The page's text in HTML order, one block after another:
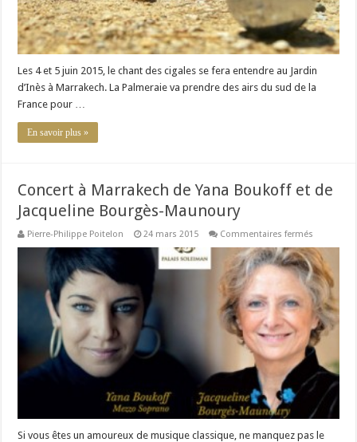
Les 4 et 5 juin 2015, le chant des cigales se fera entendre au Jardin
d’Inès à Marrakech. La Palmeraie va prendre des airs du sud de la
France pour …
En savoir plus »
Concert à Marrakech de Yana Boukoff et de
Jacqueline Bourgès-Maunoury
Pierre-Philippe Poitelon 24 mars 2015 Commentaires fermés
à
Marrakech
de
Yana
Boukoff
et
de
Jacqueline
Bourgès-
Maunoury
Si vous êtes un amoureux de musique classique, ne manquez pas le